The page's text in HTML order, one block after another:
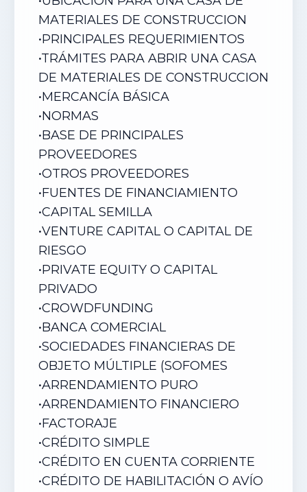
MATERIALES DE CONSTRUCCION
•PRINCIPALES REQUERIMIENTOS
•TRÁMITES PARA ABRIR UNA CASA
DE MATERIALES DE CONSTRUCCION
•MERCANCÍA BÁSICA
•NORMAS
•BASE DE PRINCIPALES
PROVEEDORES
•OTROS PROVEEDORES
•FUENTES DE FINANCIAMIENTO
•CAPITAL SEMILLA
•VENTURE CAPITAL O CAPITAL DE
RIESGO
•PRIVATE EQUITY O CAPITAL
PRIVADO
•CROWDFUNDING
•BANCA COMERCIAL
•SOCIEDADES FINANCIERAS DE
OBJETO MÚLTIPLE (SOFOMES
•ARRENDAMIENTO PURO
•ARRENDAMIENTO FINANCIERO
•FACTORAJE
•CRÉDITO SIMPLE
•CRÉDITO EN CUENTA CORRIENTE
•CRÉDITO DE HABILITACIÓN O AVÍO